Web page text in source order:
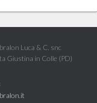
Luca & C. snc
Giustina in Colle (PD)